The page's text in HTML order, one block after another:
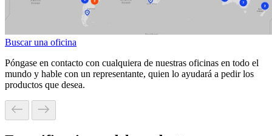
Buscar una oficina
Póngase en contacto con cualquiera de nuestras oficinas en todo el
mundo y hable con un representante, quien lo ayudará a pedir los
productos que desea.